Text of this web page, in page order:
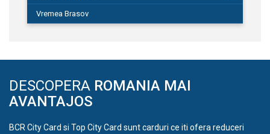
Vremea Brasov
DESCOPERA ROMANIA MAI
AVANTAJOS
BCR City Card si Top City Card sunt carduri ce iti ofera reduceri